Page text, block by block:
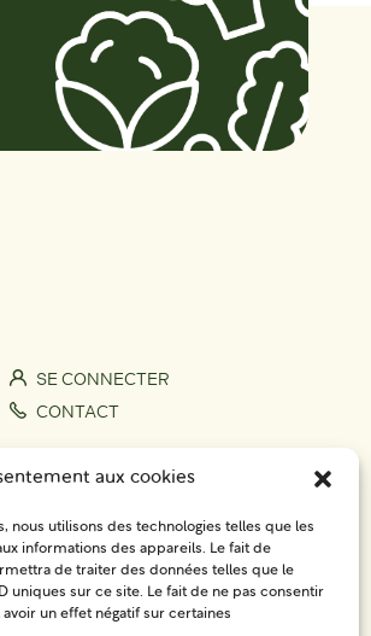
aux cookies
nous utilisons des technologies telles que les
informations des appareils. Le fait de
de traiter des données telles que le
uniques sur ce site. Le fait de ne pas consentir
un effet négatif sur certaines
SE CONNECTER
CONTACT
S'IMPLIQUER